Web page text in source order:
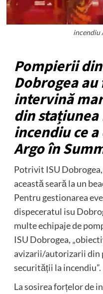
incendiu
Pompierii
Dobrogea
intervină
din stațiunea
incendiu ce
Argo în
Potrivit ISU
această seară la un
Pentru gestionarea
dispeceratul isu
multe echipaje de
ISU Dobrogea,
avizarii/autorizarii din
securității la incendiu”.
La sosirea forțelor de